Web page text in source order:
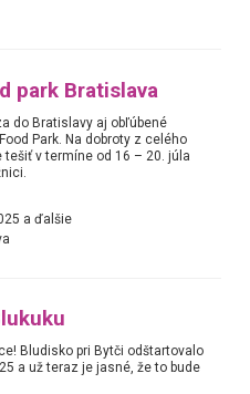
park Bratislava
do Bratislavy aj obľúbené
Park. Na dobroty z celého
tešiť v termíne od 16 – 20. júla
a ďalšie
Bludisko pri Bytči odštartovalo
a už teraz je jasné, že to bude